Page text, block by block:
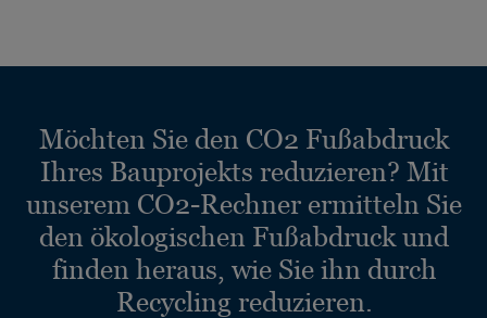
Möchten Sie den CO2 Fußabdruck
Ihres Bauprojekts reduzieren? Mit
unserem CO2-Rechner ermitteln Sie
den ökologischen Fußabdruck und
finden heraus, wie Sie ihn durch
Recycling reduzieren.